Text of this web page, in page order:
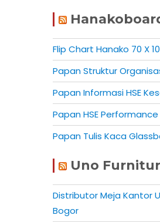
Flip Chart Hanako 70 X
Papan Struktur
Papan Informasi HSE
Papan HSE Performance
Papan Tulis Kaca
Uno
Distributor Meja Kantor
Bogor